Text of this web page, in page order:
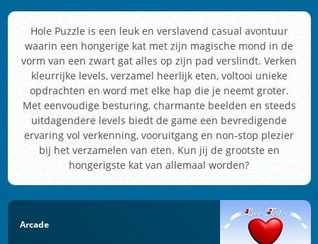
Hole Puzzle is een leuk en verslavend casual avontuur
waarin een hongerige kat met zijn magische mond in de
vorm van een zwart gat alles op zijn pad verslindt. Verken
kleurrijke levels, verzamel heerlijk eten, voltooi unieke
opdrachten en word met elke hap die je neemt groter.
Met eenvoudige besturing, charmante beelden en steeds
uitdagendere levels biedt de game een bevredigende
ervaring vol verkenning, vooruitgang en non-stop plezier
bij het verzamelen van eten. Kun jij de grootste en
hongerigste kat van allemaal worden?
Arcade